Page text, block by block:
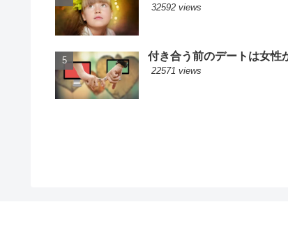
32592 views
付き合う前のデートは女性
22571 views